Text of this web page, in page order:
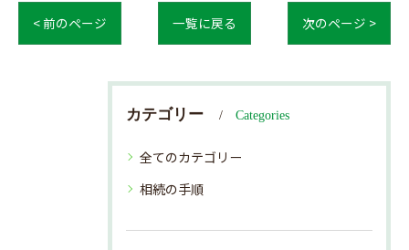
< 前のページ 一覧に戻る 次のページ >
カテゴリー Categories
全てのカテゴリー
相続の手順